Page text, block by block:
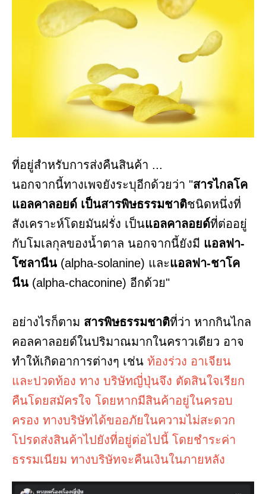
ที่อยู่สำหรับการส่งคืนสินค้า ...
นอกจากนี้ทางเพจยังระบุอีกด้วยว่า "สารไกลโค
แอลคาลอยด์ เป็นสารพิษธรรมชาติชนิดหนึ่งที่
สังเคราะห์โดยมันฝรั่ง เป็นแอลคาลอยด์ที่ต่ออยู่
กับโมเลกุลของน้ำตาล นอกจากนี้ยังมี แอลฟา-
โซลานีน (alpha-solanine) และแอลฟา-ชาโค
นีน (alpha-chaconine) อีกด้วย"
อย่างไรก็ตาม สารพิษธรรมชาติที่ว่า หากกินไกล
คอลคาลอยด์ในปริมาณมากในคราวเดียว อาจ
ทำให้เกิดอาการต่างๆ เช่น ท้องร่วง อาเจียน
และปวดท้อง ทาง บริษัทญี่ปุ่นจึง ตัดสินใจเรียก
คืนโดยสมัครใจ โดยหากมีสินค้าอยู่ในครอบ
ครอง ทางบริษัทได้ขออภัยในความไม่สะดวก
โปรดส่งสินค้าไปยังที่อยู่ต่อไปนี้ โดยชำระค่า
ธรรมเนียม ทางบริษัทจะคืนเงินในภายหลัง